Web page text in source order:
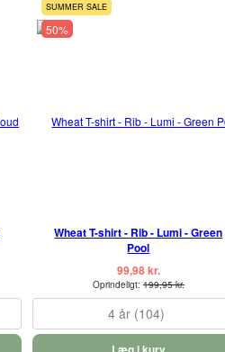
SUMMER SALE
50%
Wheat T-shirt - Rib - Lumi - Green
Pool
99,98 kr.
Oprindeligt: 199,95 kr.
4 år (104)